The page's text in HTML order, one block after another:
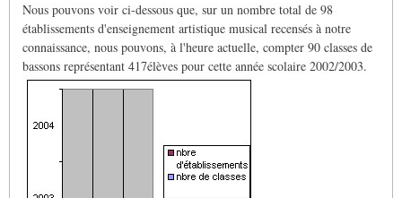
Nous pouvons voir ci-dessous que, sur un nombre total de 98
établissements d'enseignement artistique musical recensés à notre
connaissance, nous pouvons, à l'heure actuelle, compter 90 classes de
bassons représentant 417élèves pour cette année scolaire 2002/2003.